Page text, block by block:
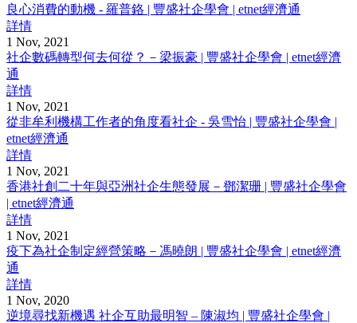
良心消費的動機 - 羅普鉻 | 豐盛社企學會 | etnet經濟通
詳情
1 Nov, 2021
社企數碼轉型何去何從？－梁振豪 | 豐盛社企學會 | etnet經濟
通
詳情
1 Nov, 2021
從非牟利機構工作者的角度看社企 - 吳雪怡 | 豐盛社企學會 |
etnet經濟通
詳情
1 Nov, 2021
香港社創二十年與亞洲社企生態發展－鄧潔珊 | 豐盛社企學會
| etnet經濟通
詳情
1 Nov, 2021
疫下為社企制定經營策略－馮曉朗 | 豐盛社企學會 | etnet經濟
通
詳情
1 Nov, 2020
逆境尋找新機遇 社企互助最明智 – 陳淑均 | 豐盛社企學會 |